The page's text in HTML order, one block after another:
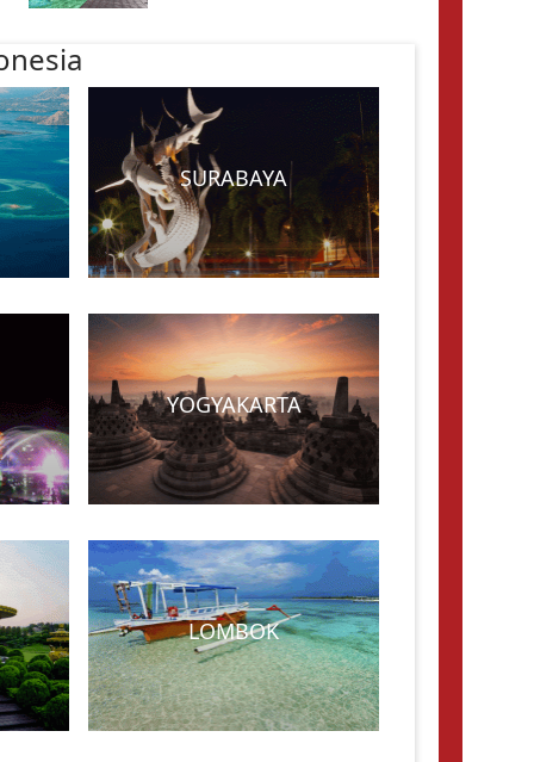
SURABAYA
YOGYAKARTA
LOMBOK